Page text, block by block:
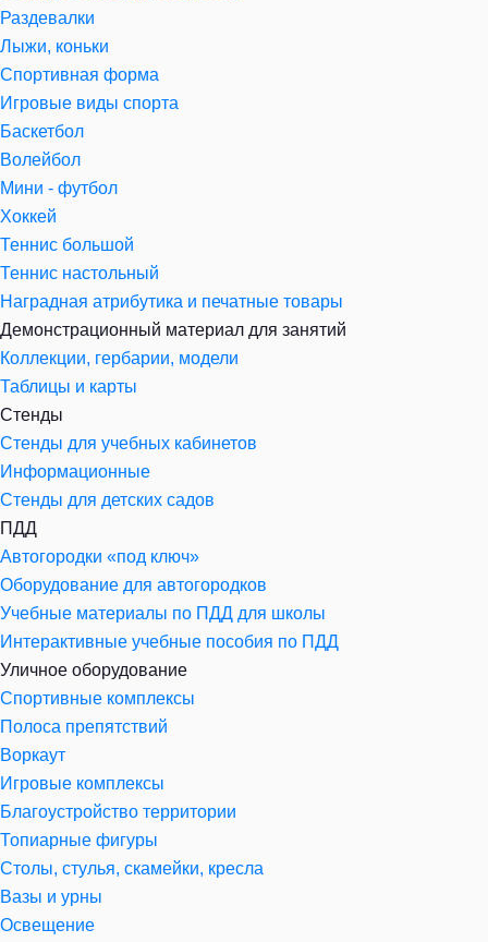
Раздевалки
Лыжи, коньки
Спортивная форма
Игровые виды спорта
Баскетбол
Волейбол
Мини - футбол
Хоккей
Теннис большой
Теннис настольный
Наградная атрибутика и печатные товары
Демонстрационный материал для занятий
Коллекции, гербарии, модели
Таблицы и карты
Стенды
Стенды для учебных кабинетов
Информационные
Стенды для детских садов
ПДД
Автогородки «под ключ»
Оборудование для автогородков
Учебные материалы по ПДД для школы
Интерактивные учебные пособия по ПДД
Уличное оборудование
Спортивные комплексы
Полоса препятствий
Воркаут
Игровые комплексы
Благоустройство территории
Топиарные фигуры
Столы, стулья, скамейки, кресла
Вазы и урны
Освещение